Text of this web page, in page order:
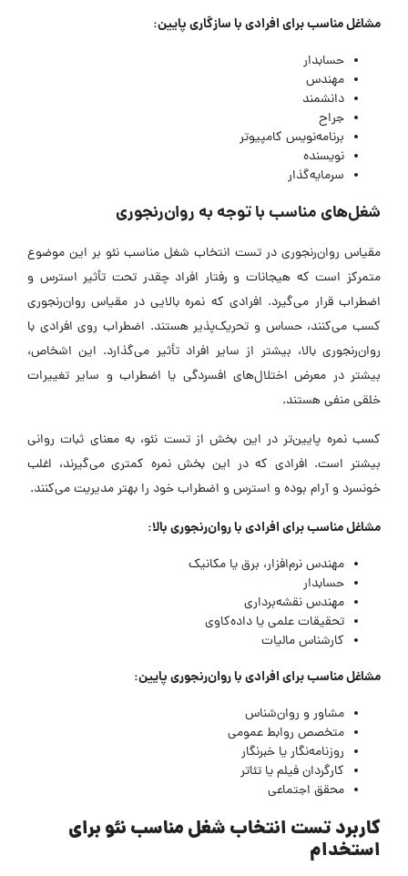
مشاغل مناسب برای افرادی با سازگاری پایین:
حسابدار
مهندس
دانشمند
جراح
برنامه‌نویس کامپیوتر
نویسنده
سرمایه‌گذار
شغل‌های مناسب با توجه به روان‌رنجوری
مقیاس روان‌رنجوری در تست انتخاب شغل مناسب نئو بر این موضوع
متمرکز است که هیجانات و رفتار افراد چقدر تحت تأثیر استرس و
اضطراب قرار می‌گیرد. افرادی که نمره بالایی در مقیاس روان‌رنجوری
کسب می‌کنند، حساس و تحریک‌پذیر هستند. اضطراب روی افرادی با
روان‌رنجوری بالا، بیشتر از سایر افراد تأثیر می‌گذارد. این اشخاص،
بیشتر در معرض اختلال‌های افسردگی یا اضطراب و سایر تغییرات
خلقی منفی هستند.
کسب نمره پایین‌تر در این بخش از تست نئو، به معنای ثبات روانی
بیشتر است. افرادی که در این بخش نمره کمتری می‌گیرند، اغلب
خونسرد و آرام بوده و استرس و اضطراب خود را بهتر مدیریت می‌کنند.
مشاغل مناسب برای افرادی با روان‌رنجوری بالا:
مهندس نرم‌افزار، برق یا مکانیک
حسابدار
مهندس نقشه‌برداری
تحقیقات علمی یا داده‌کاوی
کارشناس مالیات
مشاغل مناسب برای افرادی با روان‌رنجوری پایین:
مشاور و روان‌شناس
متخصص روابط عمومی
روزنامه‌نگار یا خبرنگار
کارگردان فیلم یا تئاتر
محقق اجتماعی
کاربرد تست انتخاب شغل مناسب نئو برای
استخدام